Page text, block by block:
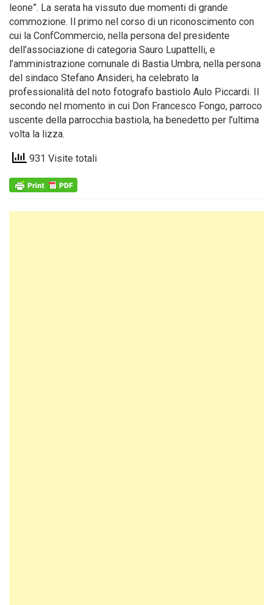
leone”. La serata ha vissuto due momenti di grande
commozione. Il primo nel corso di un riconoscimento con
cui la ConfCommercio, nella persona del presidente
dell’associazione di categoria Sauro Lupattelli, e
l’amministrazione comunale di Bastia Umbra, nella persona
del sindaco Stefano Ansideri, ha celebrato la
professionalità del noto fotografo bastiolo Aulo Piccardi. Il
secondo nel momento in cui Don Francesco Fongo, parroco
uscente della parrocchia bastiola, ha benedetto per l’ultima
volta la lizza.
931 Visite totali